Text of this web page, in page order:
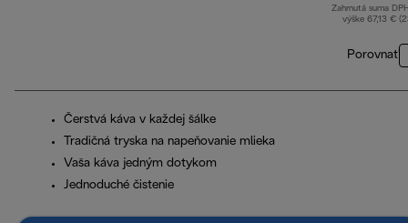
Zahrnutá suma
výške 67,13 €
Porovnať
Čerstvá káva v každej šálke
Tradičná tryska na napeňovanie mlieka
Vaša káva jedným dotykom
Jednoduché čistenie